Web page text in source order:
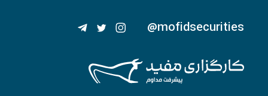
@mofidsecurities